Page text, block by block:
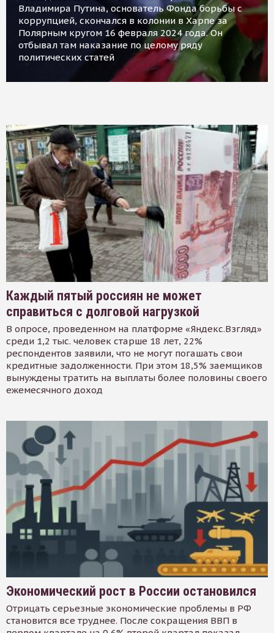
Владимира Путина, основатель Фонда борьбы с
коррупцией, скончался в колонии в Харпе за
Полярным кругом 16 февраля 2024 года. Он
отбывал там наказание по целому ряду
политических статей
Каждый пятый россиян не может
справиться с долговой нагрузкой
В опросе, проведенном на платформе «Яндекс.Взгляд»
среди 1,2 тыс. человек старше 18 лет, 22%
респондентов заявили, что не могут погашать свои
кредитные задолженности. При этом 18,5% заемщиков
вынуждены тратить на выплаты более половины своего
ежемесячного доход
Экономический рост в России остановился
Отрицать серьезные экономические проблемы в РФ
становится все труднее. После сокращения ВВП в